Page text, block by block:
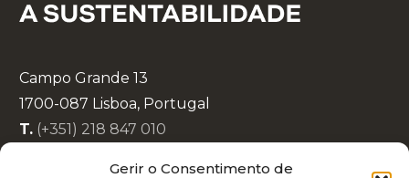
Gerir o Consentimento de
Campo Grande 13
1700-087 Lisboa, Portugal
T. (+351) 218 847 010